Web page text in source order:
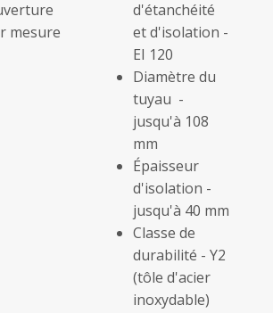
mesure
d'étanchéité
et d'isolation -
EI 120
Diamètre du
tuyau -
jusqu'à 108
mm
Épaisseur
d'isolation -
jusqu'à 40 mm
Classe de
durabilité - Y2
(tôle d'acier
inoxydable)